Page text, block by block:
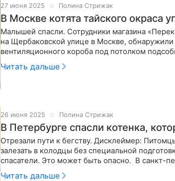
27 июня 2025 Полина Стрижак
В Москве котята тайского окраса
Малышей спасли. Сотрудники магазина
на Щербаковской улице в Москве,
вентиляционного короба под потолком
супермаркета двух крошечных
Читать дальше
26 июня 2025 Полина Стрижак
В Петербурге спасли котенка,
Отрезали пути к бегству. Дисклеймер:
залезать в колодцы без специальной
спасатели. Это может быть опасно. В санкт-
добровольческой службе помощи
Читать дальше